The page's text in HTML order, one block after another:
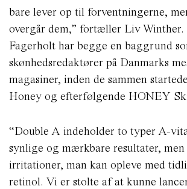
bare lever op til forventningerne,
overgår dem,” fortæller Liv Winther.
Fagerholt har begge en baggrund
skønhedsredaktører på Danmarks
magasiner, inden de sammen startede
Honey og efterfølgende HONEY
“Double A indeholder to typer A-
synlige og mærkbare resultater, men
irritationer, man kan opleve med
retinol. Vi er stolte af at kunne